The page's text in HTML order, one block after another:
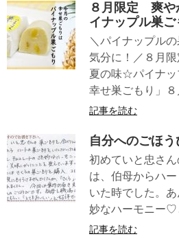
８月限定 爽
イナップル巣ご
＼パイナップル
気分に！／８月
夏の味☆パイナッ
幸せ巣ごもり」８
記事を読む
自分へのごほう
初めていと忠さ
は、伯母からハ
いた時でした。
妙なハーモニー♡
記事を読む